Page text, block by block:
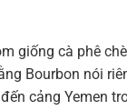
giống cà phê
Bourbon nói
cảng Yemen